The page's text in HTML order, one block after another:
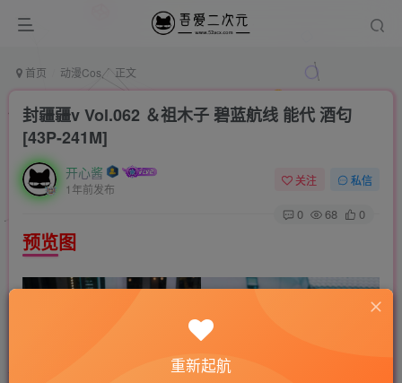
首页 动漫Cos 正文
封疆疆v Vol.062 ＆祖木子 碧蓝航线 能代 酒匂
[43P-241M]
开心酱
1年前发布
关注 私信
0 68 0
预览图
重新起航